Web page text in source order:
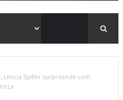
Leticia Spiller surpreende com